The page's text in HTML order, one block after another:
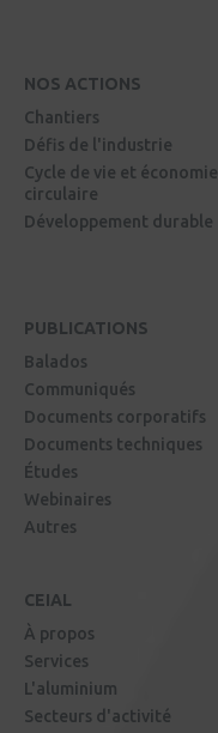
NOS ACTIONS
Chantiers
Défis de l'industrie
Cycle de vie et économie
circulaire
Développement durable
PUBLICATIONS
Balados
Communiqués
Documents corporatifs
Documents techniques
Études
Webinaires
Autres
CEIAL
À propos
Services
L'aluminium
Secteurs d'activité